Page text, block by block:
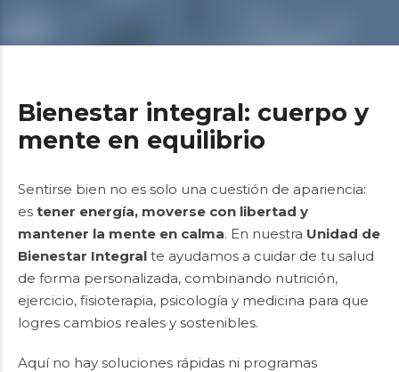
Bienestar integral: cuerpo y
mente en equilibrio
Sentirse bien no es solo una cuestión de apariencia:
es tener energía, moverse con libertad y
mantener la mente en calma. En nuestra Unidad de
Bienestar Integral te ayudamos a cuidar de tu salud
de forma personalizada, combinando nutrición,
ejercicio, fisioterapia, psicología y medicina para que
logres cambios reales y sostenibles.
Aquí no hay soluciones rápidas ni programas